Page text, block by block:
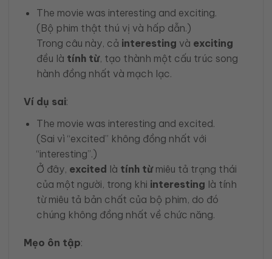
The movie was interesting and exciting.
(Bộ phim thật thú vị và hấp dẫn.)
Trong câu này, cả interesting và exciting
đều là tính từ, tạo thành một cấu trúc song
hành đồng nhất và mạch lạc.
Ví dụ sai:
The movie was interesting and excited.
(Sai vì “excited” không đồng nhất với
“interesting”.)
Ở đây, excited là tính từmiêu tả trạng thái
của một người, trong khi interesting là tính
từ miêu tả bản chất của bộ phim, do đó
chúng không đồng nhất về chức năng.
Mẹo ôn tập: